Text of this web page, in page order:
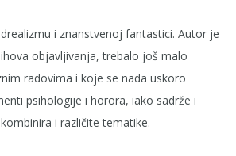
i znanstvenoj fantastici. Autor je
objavljivanja, trebalo još malo
radovima i koje se nada uskoro
psihologije i horora, iako sadrže i
i različite tematike.